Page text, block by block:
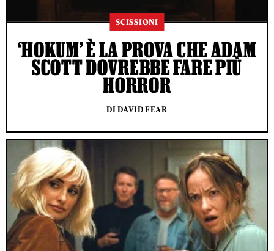
SCISSIONI
‘HOKUM’ È LA PROVA CHE ADAM
SCOTT DOVREBBE FARE PIÙ
HORROR
DI DAVID FEAR